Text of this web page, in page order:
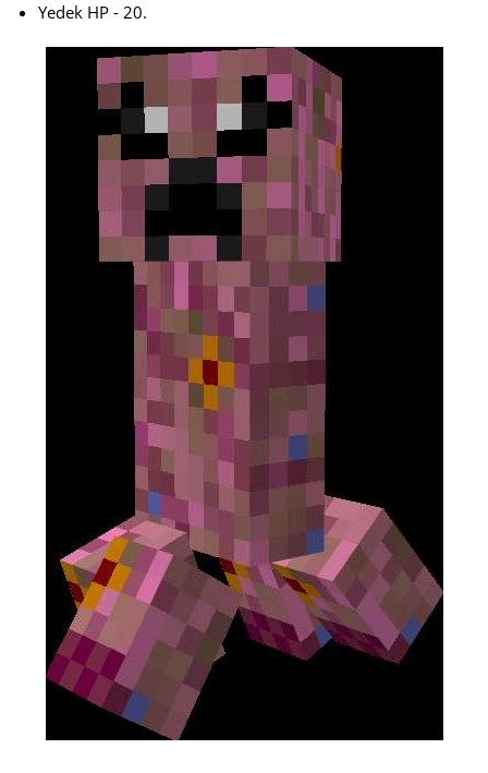
Yedek HP - 20.